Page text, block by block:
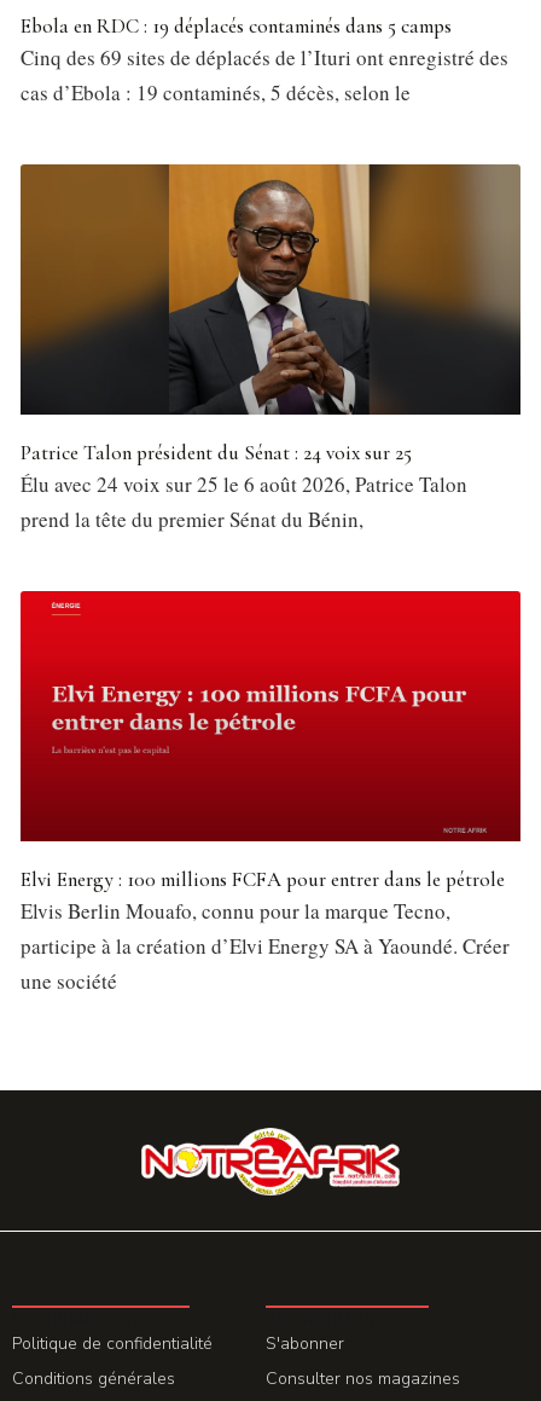
Ebola en RDC : 19 déplacés contaminés dans 5 camps
Cinq des 69 sites de déplacés de l’Ituri ont enregistré des
cas d’Ebola : 19 contaminés, 5 décès, selon le
Patrice Talon président du Sénat : 24 voix sur 25
Élu avec 24 voix sur 25 le 6 août 2026, Patrice Talon
prend la tête du premier Sénat du Bénin,
Elvi Energy : 100 millions FCFA pour entrer dans le pétrole
Elvis Berlin Mouafo, connu pour la marque Tecno,
participe à la création d’Elvi Energy SA à Yaoundé. Créer
une société
Politique de confidentialité
Conditions générales
S'abonner
Consulter nos magazines